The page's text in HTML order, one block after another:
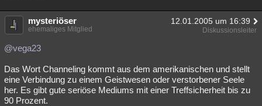
mysteriöser 12.01.2005 um 16:39
ehemaliges Mitglied Diskussionsleiter
@vega23
Das Wort Channeling kommt aus dem amerikanischen und stellt
eine Verbindung zu einem Geistwesen oder verstorbener Seele
her. Es gibt gute seriöse Mediums mit einer Treffsicherheit bis zu
90 Prozent.